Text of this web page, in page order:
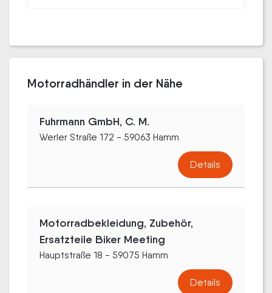
Motorradhändler in der Nähe
Fuhrmann GmbH, C. M.
Werler Straße 172 - 59063 Hamm
Details
Motorradbekleidung, Zubehör,
Ersatzteile Biker Meeting
Hauptstraße 18 - 59075 Hamm
Details